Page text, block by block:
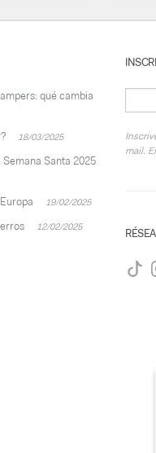
qué cambia
18/03/2025
Santa 2025
19/02/2025
12/02/2025
mail.